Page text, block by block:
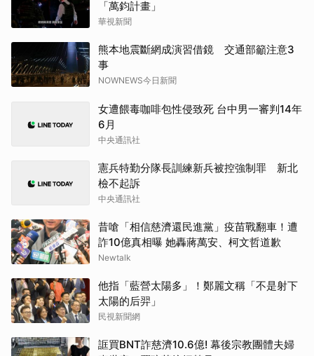
「萬鈞計畫」
華視新聞
熊本地震斷網成演習借鏡 交通部籲注意3
事
NOWNEWS今日新聞
女遭餵毒咖啡包性侵致死 台中男一審判14年
6月
中央通訊社
憲兵特勤分隊長訓練新兵被控強制罪 新北
檢不起訴
中央通訊社
昔嗆「相信慈濟還民進黨」疫苗戰翻車！遭
詐10億真相曝 她轟蔣萬安、柯文哲道歉
Newtalk
他指「藍營太陽多」！鄭麗文稱「不是射下
太陽的后羿」
民視新聞網
誆買BNT詐慈濟10.6億! 幕後宗教團體夫婦